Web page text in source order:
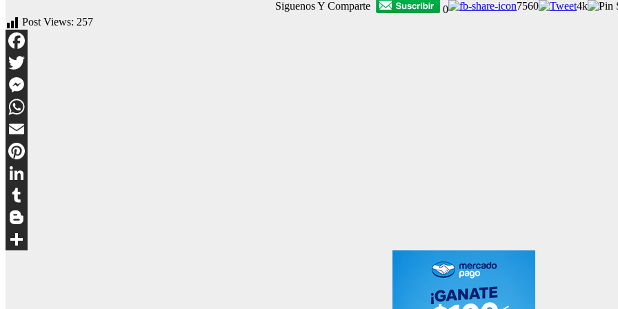
Siguenos Y Comparte 0 7560
4k
Post Views: 257
Facebook
Twitter
Messenger
WhatsApp
Email
Pinterest
LinkedIn
Tumblr
Blogger